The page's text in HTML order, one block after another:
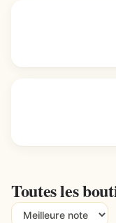
Toutes les